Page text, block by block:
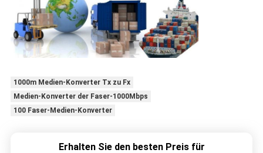
1000m Medien-Konverter Tx zu Fx
Medien-Konverter der Faser-1000Mbps
100 Faser-Medien-Konverter
Erhalten Sie den besten Preis für